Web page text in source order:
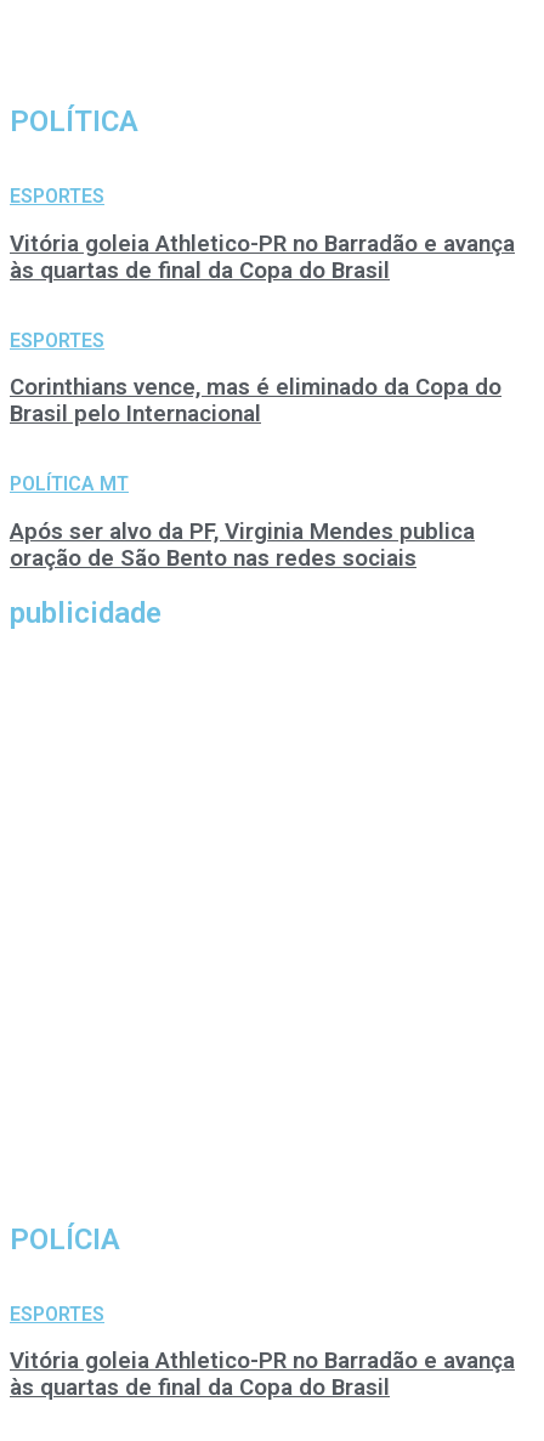
POLÍTICA
ESPORTES
Vitória goleia Athletico-PR no Barradão e avança
às quartas de final da Copa do Brasil
ESPORTES
Corinthians vence, mas é eliminado da Copa do
Brasil pelo Internacional
POLÍTICA MT
Após ser alvo da PF, Virginia Mendes publica
oração de São Bento nas redes sociais
publicidade
POLÍCIA
ESPORTES
Vitória goleia Athletico-PR no Barradão e avança
às quartas de final da Copa do Brasil